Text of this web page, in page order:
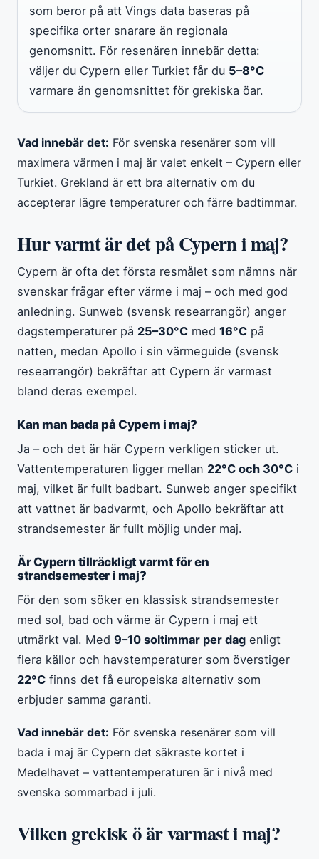
som beror på att Vings data baseras på
specifika orter snarare än regionala
genomsnitt. För resenären innebär detta:
väljer du Cypern eller Turkiet får du 5–8°C
varmare än genomsnittet för grekiska öar.
Vad innebär det: För svenska resenärer som vill
maximera värmen i maj är valet enkelt – Cypern eller
Turkiet. Grekland är ett bra alternativ om du
accepterar lägre temperaturer och färre badtimmar.
Hur varmt är det på Cypern i maj?
Cypern är ofta det första resmålet som nämns när
svenskar frågar efter värme i maj – och med god
anledning. Sunweb (svensk researrangör) anger
dagstemperaturer på 25–30°C med 16°C på
natten, medan Apollo i sin värmeguide (svensk
researrangör) bekräftar att Cypern är varmast
bland deras exempel.
Kan man bada på Cypern i maj?
Ja – och det är här Cypern verkligen sticker ut.
Vattentemperaturen ligger mellan 22°C och 30°C i
maj, vilket är fullt badbart. Sunweb anger specifikt
att vattnet är badvarmt, och Apollo bekräftar att
strandsemester är fullt möjlig under maj.
Är Cypern tillräckligt varmt för en
strandsemester i maj?
För den som söker en klassisk strandsemester
med sol, bad och värme är Cypern i maj ett
utmärkt val. Med 9–10 soltimmar per dag enligt
flera källor och havstemperaturer som överstiger
22°C finns det få europeiska alternativ som
erbjuder samma garanti.
Vad innebär det: För svenska resenärer som vill
bada i maj är Cypern det säkraste kortet i
Medelhavet – vattentemperaturen är i nivå med
svenska sommarbad i juli.
Vilken grekisk ö är varmast i maj?